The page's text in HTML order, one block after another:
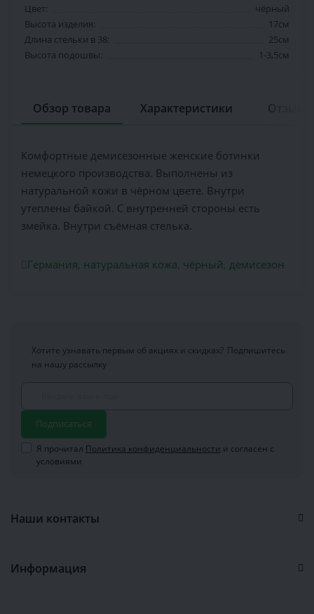
Цвет:
чёрный
Высота изделия:
17см
Длина стельки в 38:
25см
Высота подошвы:
1-3,5см
Обзор товара Характеристики
Комфортные демисезонные женские ботинки
немецкого производства. Выполнены из
натуральной кожи в чёрном цвете. Внутри
утеплены байкой. С внутренней стороны есть
змейка. Внутри съёмная стелька.
Германия, натуральная кожа, чёрный, демисезон
Хотите узнавать первым об акциях и скидках? Подпишитесь
на нашу рассылку
Подписаться
Я прочитал Политика конфиденциальности и согласен с
условиями
Наши контакты
Информация